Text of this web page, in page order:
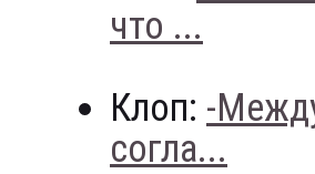
что ...
Клоп: -
согла...